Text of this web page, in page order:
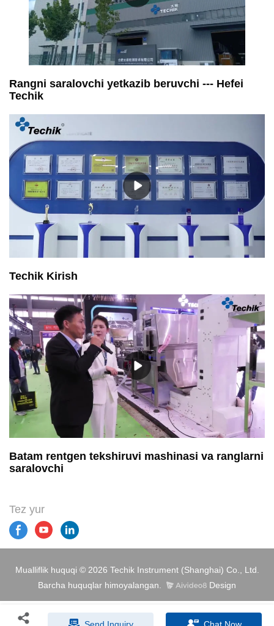
Rangni saralovchi yetkazib beruvchi --- Hefei
Techik
Techik Kirish
Batam rentgen tekshiruvi mashinasi va ranglarni
saralovchi
Tez yur
Mualliflik huquqi © 2026 Techik Instrument (Shanghai) Co., Ltd.
Barcha huquqlar himoyalangan.
Design
Send Inquiry Chat Now